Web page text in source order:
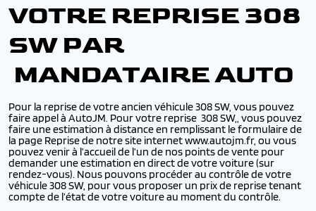
VOTRE REPRISE 308
SW PAR
MANDATAIRE AUTO
Pour la reprise de votre ancien véhicule 308 SW, vous pouvez
faire appel à AutoJM. Pour votre reprise 308 SW,, vous pouvez
faire une estimation à distance en remplissant le formulaire de
la page Reprise de notre site internet www.autojm.fr, ou vous
pouvez venir à l’accueil de l’un de nos points de vente pour
demander une estimation en direct de votre voiture (sur
rendez-vous). Nous pouvons procéder au contrôle de votre
véhicule 308 SW, pour vous proposer un prix de reprise tenant
compte de l’état de votre voiture au moment du contrôle.